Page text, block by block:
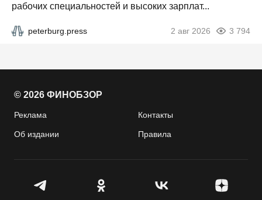
рабочих специальностей и высоких зарплат...
peterburg.press 2 авг 2026 3 794
© 2026 ФИНОБЗОР
Реклама Контакты
Об издании Правила